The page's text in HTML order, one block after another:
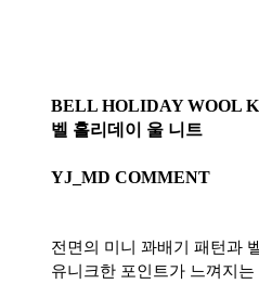
BELL HOLIDAY WOOL
벨 홀리데이 울 니트
YJ_MD COMMENT
전면의 미니 꽈배기 패턴과
유니크한 포인트가 느껴지